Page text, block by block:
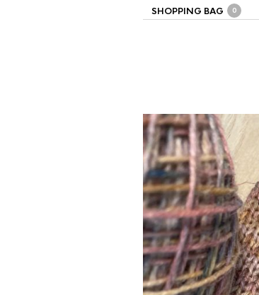
SHOPPING BAG
0